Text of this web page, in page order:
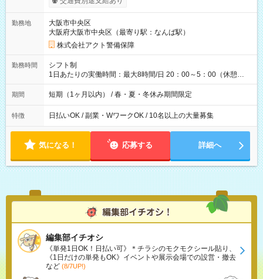
勤務地
大阪市中央区
大阪府大阪市中央区（最寄り駅：なんば駅）
株式会社アクト警備保障
勤務時間
シフト制
1日あたりの実働時間：最大8時間/日 20：00～5：00（休憩
1h） ※現場により開始時間が異なる場合があります。
期間 短期（1ヶ月以内） / 春・夏・冬休み期間限定
特徴 日払いOK / 副業・WワークOK / 10名以上の大量募集
気になる！ 応募する 詳細へ
編集部イチオシ
《単発1日OK！日払い可》＊チラシのモクモクシール貼り、
《1日だけの単発もOK》イベントや展示会場での設営・撤去
など (8/7UP!)